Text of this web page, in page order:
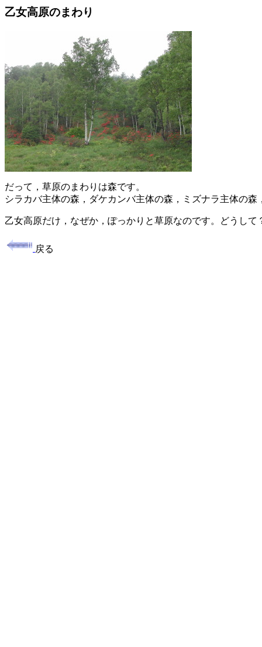
乙女高原のまわり
だって，草原のまわりは森です。
シラカバ主体の森，ダケカンバ主体の森，ミズナラ主体の
乙女高原だけ，なぜか，ぽっかりと草原なのです。どうして
戻る